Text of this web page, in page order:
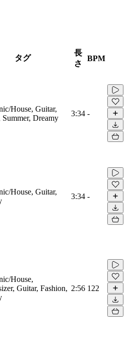
タグ
長
さ
BPM
House, Guitar,
Summer, Dreamy
3:34 -
House, Guitar,
3:34 -
House,
Guitar, Fashion, 2:56 122